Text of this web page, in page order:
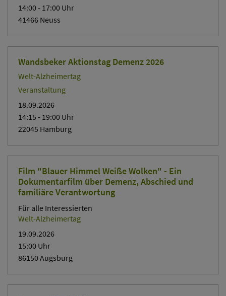
14:00- 17:00 Uhr
41466 Neuss
Wandsbeker Aktionstag Demenz 2026
Welt-Alzheimertag
Veranstaltung
18.09.2026
14:15 - 19:00 Uhr
22045 Hamburg
Film "Blauer Himmel Weiße Wolken" - Ein
Dokumentarfilm über Demenz, Abschied und
familiäre Verantwortung
Für alle Interessierten
Welt-Alzheimertag
19.09.2026
15:00 Uhr
86150 Augsburg